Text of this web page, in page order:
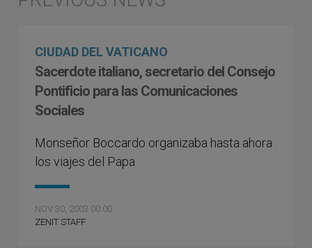
CIUDAD DEL VATICANO
Sacerdote italiano, secretario del Consejo
Pontificio para las Comunicaciones
Sociales
Monseñor Boccardo organizaba hasta ahora
los viajes del Papa
NOV 30, 2003 00:00
ZENIT STAFF